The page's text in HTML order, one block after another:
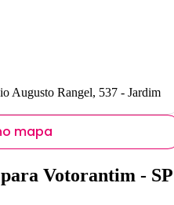
Augusto Rangel, 537 - Jardim
mapa
Votorantim - SP